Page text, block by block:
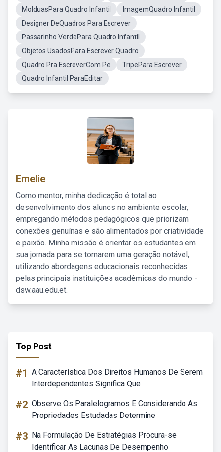
MolduasPara Quadro Infantil
ImagemQuadro Infantil
Designer DeQuadros Para Escrever
Passarinho VerdePara Quadro Infantil
Objetos UsadosPara Escrever Quadro
Quadro Pra EscreverCom Pe
TripePara Escrever
Quadro Infantil ParaEditar
Emelie
Como mentor, minha dedicação é total ao
desenvolvimento dos alunos no ambiente escolar,
empregando métodos pedagógicos que priorizam
conexões genuínas e são alimentados por criatividade
e paixão. Minha missão é orientar os estudantes em
sua jornada para se tornarem uma geração notável,
utilizando abordagens educacionais reconhecidas
pelas principais instituições acadêmicas do mundo -
dsw.aau.edu.et.
Top Post
#1 A Característica Dos Direitos Humanos De Serem
Interdependentes Significa Que
#2 Observe Os Paralelogramos E Considerando As
Propriedades Estudadas Determine
#3 Na Formulação De Estratégias Procura-se
Identificar As Lacunas De Desempenho